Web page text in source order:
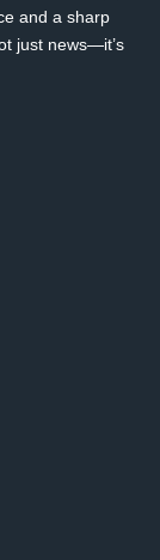
and a sharp
just news—it’s